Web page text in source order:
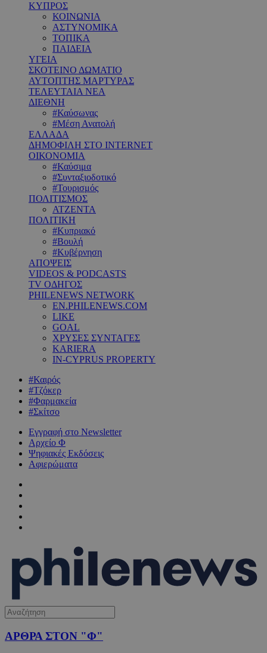
ΚΥΠΡΟΣ
ΚΟΙΝΩΝΙΑ
ΑΣΤΥΝΟΜΙΚΑ
ΤΟΠΙΚΑ
ΠΑΙΔΕΙΑ
ΥΓΕΙΑ
ΣΚΟΤΕΙΝΟ ΔΩΜΑΤΙΟ
ΑΥΤΟΠΤΗΣ ΜΑΡΤΥΡΑΣ
ΤΕΛΕΥΤΑΙΑ ΝΕΑ
ΔΙΕΘΝΗ
#Καύσωνας
#Μέση Ανατολή
ΕΛΛΑΔΑ
ΔΗΜΟΦΙΛΗ ΣΤΟ INTERNET
ΟΙΚΟΝΟΜΙΑ
#Καύσιμα
#Συνταξιοδοτικό
#Τουρισμός
ΠΟΛΙΤΙΣΜΟΣ
ΑΤΖΕΝΤΑ
ΠΟΛΙΤΙΚΗ
#Κυπριακό
#Βουλή
#Κυβέρνηση
ΑΠΟΨΕΙΣ
VIDEOS & PODCASTS
TV ΟΔΗΓΟΣ
PHILENEWS NETWORK
EN.PHILENEWS.COM
LIKE
GOAL
ΧΡΥΣΕΣ ΣΥΝΤΑΓΕΣ
KARIERA
IN-CYPRUS PROPERTY
#Καιρός
#Τζόκερ
#Φαρμακεία
#Σκίτσο
Εγγραφή στο Newsletter
Αρχείο Φ
Ψηφιακές Εκδόσεις
Αφιερώματα
ΑΡΘΡΑ ΣΤΟΝ "Φ"